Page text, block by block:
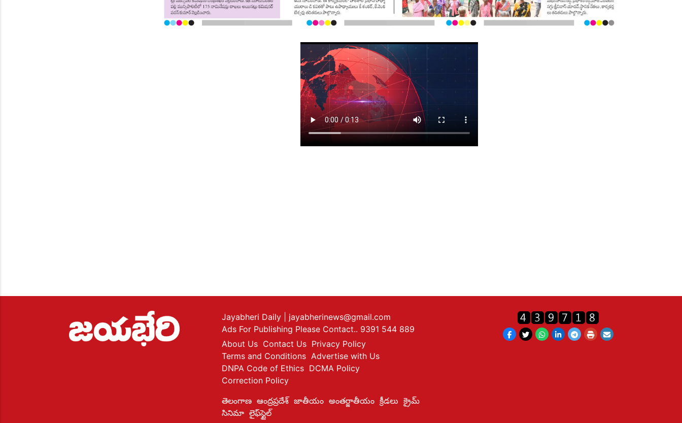
Jayabheri Daily
| jayabherinews@gmail.com
Ads For Publishing Please Contact.. 9391 544 889
About Us Contact Us Privacy Policy
Terms and Conditions Advertise with Us
DNPA Code of Ethics DCMA Policy
Correction Policy
తెలంగాణ ఆంద్రప్రదేశ్ జాతీయం అంతర్జాతీయం క్రీడలు క్రైమ్
సినిమా లైఫ్‌స్టైల్